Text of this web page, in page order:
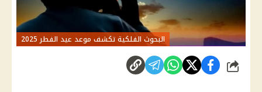
البحوث الفلكية تكشف موعد عيد الفطر 2025
شارك